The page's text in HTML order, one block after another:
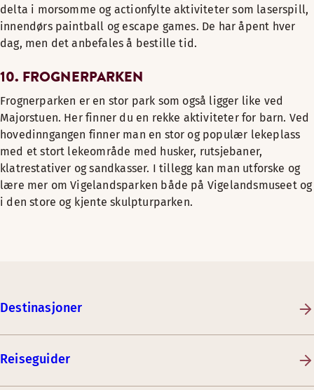
delta i morsomme og actionfylte aktiviteter som laserspill,
innendørs paintball og escape games. De har åpent hver
dag, men det anbefales å bestille tid.
10. FROGNERPARKEN
Frognerparken er en stor park som også ligger like ved
Majorstuen. Her finner du en rekke aktiviteter for barn. Ved
hovedinngangen finner man en stor og populær lekeplass
med et stort lekeområde med husker, rutsjebaner,
klatrestativer og sandkasser. I tillegg kan man utforske og
lære mer om Vigelandsparken både på Vigelandsmuseet og
i den store og kjente skulpturparken.
Destinasjoner
Reiseguider